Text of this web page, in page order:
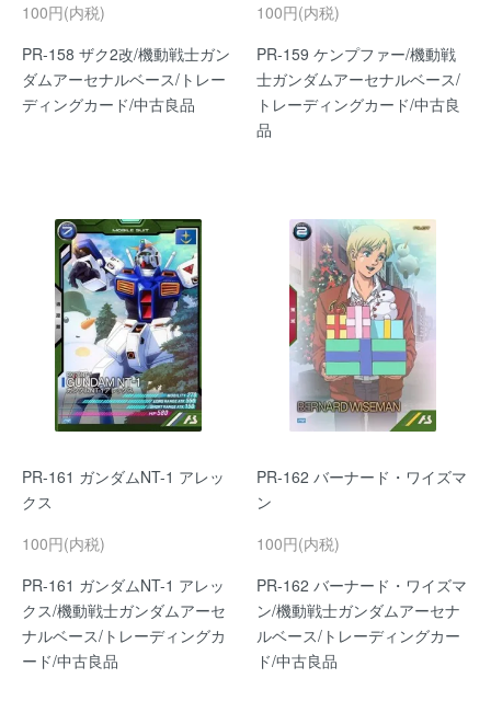
100円(内税)
PR-158 ザク2改/機動戦士ガン
ダムアーセナルベース/トレー
ディングカード/中古良品
100円(内税)
PR-159 ケンプファー/機動戦
士ガンダムアーセナルベース/
トレーディングカード/中古良
品
PR-161 ガンダムNT-1 アレッ
クス
100円(内税)
PR-161 ガンダムNT-1 アレッ
クス/機動戦士ガンダムアーセ
ナルベース/トレーディングカ
ード/中古良品
PR-162 バーナード・ワイズマ
ン
100円(内税)
PR-162 バーナード・ワイズマ
ン/機動戦士ガンダムアーセナ
ルベース/トレーディングカー
ド/中古良品